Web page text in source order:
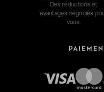
Des réductions et
avantages négociés
vous.